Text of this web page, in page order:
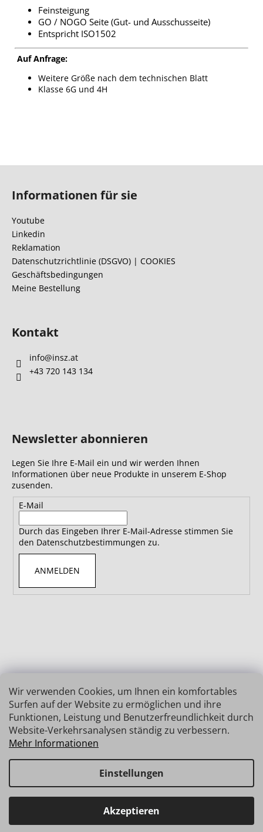
Wir verwenden Cookies, um Ihnen ein komfortables
Surfen auf der Website zu ermöglichen und ihre
Funktionen, Leistung und Benutzerfreundlichkeit durch
Website-Verkehrsanalysen ständig zu verbessern.
Mehr Informationen
Einstellungen
Akzeptieren
Haben Sie Fragen? Wir stehen Ihnen gerne zur Verfügung →
schnelle Verbindung: info@insz.at
Feinsteigung
GO / NOGO Seite (Gut- und Ausschusseite)
Entspricht ISO1502
Auf Anfrage:
Weitere Größe nach dem technischen Blatt
Klasse 6G und 4H
Informationen für sie
Youtube
Linkedin
Reklamation
Datenschutzrichtlinie (DSGVO) | COOKIES
Geschäftsbedingungen
Meine Bestellung
Kontakt
info@insz.at
+43 720 143 134
Newsletter abonnieren
Legen Sie Ihre E-Mail ein und wir werden Ihnen
Informationen über neue Produkte in unserem E-Shop
zusenden.
E-Mail
Durch das Eingeben Ihrer E-Mail-Adresse stimmen Sie
den Datenschutzbestimmungen zu.
ANMELDEN
Erstellt von Shoptet
Copyright 2026INSIZE | MESSTECHNIK. Alle Rechte
vorbehalten.